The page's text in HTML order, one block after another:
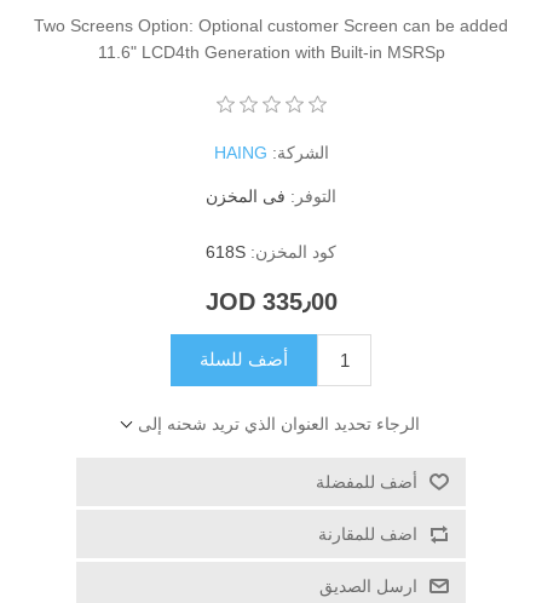
Two Screens Option: Optional customer Screen can be added
11.6" LCD4th Generation with Built-in MSRSp
الشركة: HAING
التوفر: فى المخزن
كود المخزن: 618S
335٫00 JOD
أضف للسلة
الرجاء تحديد العنوان الذي تريد شحنه إلى
أضف للمفضلة
اضف للمقارنة
ارسل الصديق